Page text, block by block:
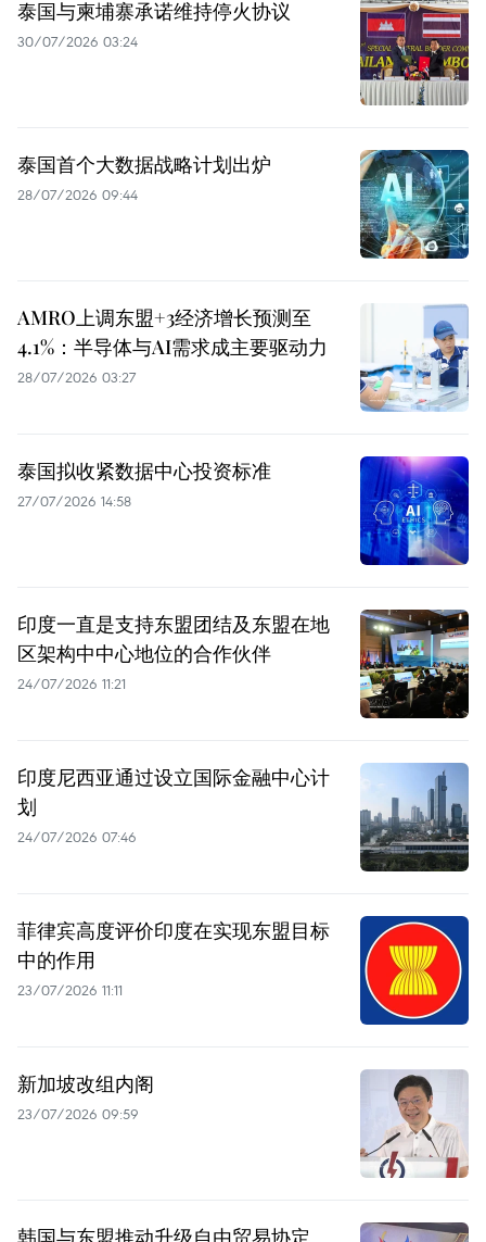
泰国与柬埔寨承诺维持停火协议
30/07/2026 03:24
泰国首个大数据战略计划出炉
28/07/2026 09:44
AMRO上调东盟+3经济增长预测至
4.1%：半导体与AI需求成主要驱动力
28/07/2026 03:27
泰国拟收紧数据中心投资标准
27/07/2026 14:58
印度一直是支持东盟团结及东盟在地
区架构中中心地位的合作伙伴
24/07/2026 11:21
印度尼西亚通过设立国际金融中心计
划
24/07/2026 07:46
菲律宾高度评价印度在实现东盟目标
中的作用
23/07/2026 11:11
新加坡改组内阁
23/07/2026 09:59
韩国与东盟推动升级自由贸易协定